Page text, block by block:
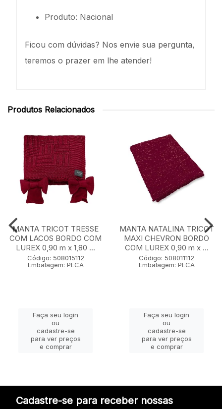
Produto: Nacional
Ficou com dúvidas? Nos envie sua pergunta,
teremos o prazer em lhe atender!
Produtos Relacionados
MANTA TRICOT TRESSE
COM LACOS BORDO COM
LUREX 0,90 m x 1,80 ...
Código: 508015112
Embalagem: PECA
Faça seu login
ou
cadastre-se
para ver preços
e comprar
MANTA NATALINA TRICOT
MAXI CHEVRON BORDO
COM LUREX 0,90 m x ...
Código: 508011112
Embalagem: PECA
Faça seu login
ou
cadastre-se
para ver preços
e comprar
Cadastre-se para receber nossas